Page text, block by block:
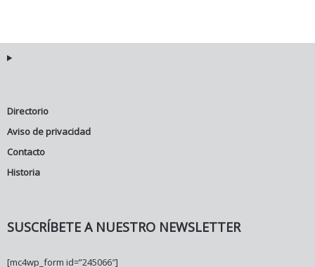
Directorio
Aviso de privacidad
Contacto
Historia
SUSCRÍBETE A NUESTRO NEWSLETTER
[mc4wp_form id=”245066″]